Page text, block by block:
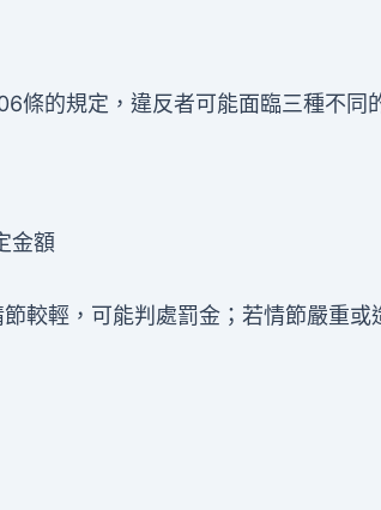
條的規定，違反者可能面臨三種不同
金額
較輕，可能判處罰金；若情節嚴重或